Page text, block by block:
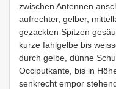
zwischen Antennen
aufrechter, gelber,
gezackten Spitzen
kurze fahlgelbe bis
durch gelbe, dünne
Occiputkante, bis in
senkrecht empor